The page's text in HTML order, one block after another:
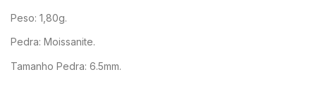
Peso: 1,80g.
Pedra: Moissanite.
Tamanho Pedra: 6.5mm.